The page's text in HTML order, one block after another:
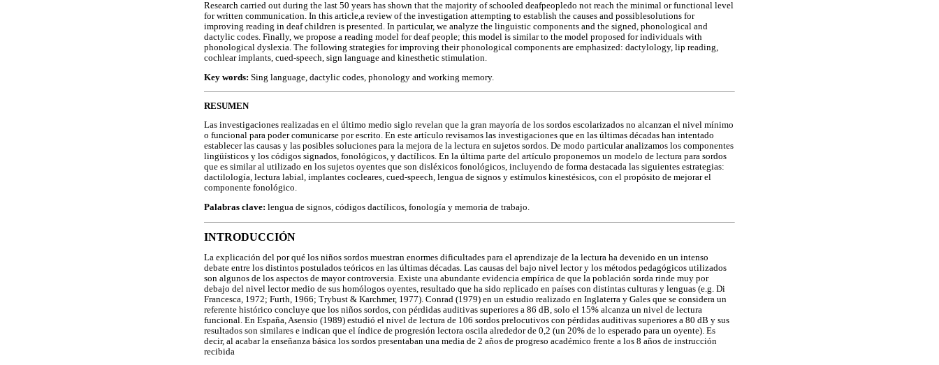
Research carried out during the last 50 years has shown that the majority of schooled deafpeopledo not reach the minimal or functional level
for written communication. In this article,a review of the investigation attempting to establish the causes and possiblesolutions for
improving reading in deaf children is presented. In particular, we analyze the linguistic components and the signed, phonological and
dactylic codes. Finally, we propose a reading model for deaf people; this model is similar to the model proposed for individuals with
phonological dyslexia. The following strategies for improving their phonological components are emphasized: dactylology, lip reading,
cochlear implants, cued-speech, sign language and kinesthetic stimulation.
Key words: Sing language, dactylic codes, phonology and working memory.
RESUMEN
Las investigaciones realizadas en el último medio siglo revelan que la gran mayoría de los sordos escolarizados no alcanzan el nivel mínimo
o funcional para poder comunicarse por escrito. En este artículo revisamos las investigaciones que en las últimas décadas han intentado
establecer las causas y las posibles soluciones para la mejora de la lectura en sujetos sordos. De modo particular analizamos los componentes
lingüísticos y los códigos signados, fonológicos, y dactílicos. En la última parte del artículo proponemos un modelo de lectura para sordos
que es similar al utilizado en los sujetos oyentes que son disléxicos fonológicos, incluyendo de forma destacada las siguientes estrategias:
dactilología, lectura labial, implantes cocleares, cued-speech, lengua de signos y estímulos kinestésicos, con el propósito de mejorar el
componente fonológico.
Palabras clave: lengua de signos, códigos dactílicos, fonología y memoria de trabajo.
INTRODUCCIÓN
La explicación del por qué los niños sordos muestran enormes dificultades para el aprendizaje de la lectura ha devenido en un intenso
debate entre los distintos postulados teóricos en las últimas décadas. Las causas del bajo nivel lector y los métodos pedagógicos utilizados
son algunos de los aspectos de mayor controversia. Existe una abundante evidencia empírica de que la población sorda rinde muy por
debajo del nivel lector medio de sus homólogos oyentes, resultado que ha sido replicado en países con distintas culturas y lenguas (e.g. Di
Francesca, 1972; Furth, 1966; Trybust & Karchmer, 1977). Conrad (1979) en un estudio realizado en Inglaterra y Gales que se considera un
referente histórico concluye que los niños sordos, con pérdidas auditivas superiores a 86 dB, solo el 15% alcanza un nivel de lectura
funcional. En España, Asensio (1989) estudió el nivel de lectura de 106 sordos prelocutivos con pérdidas auditivas superiores a 80 dB y sus
resultados son similares e indican que el índice de progresión lectora oscila alrededor de 0,2 (un 20% de lo esperado para un oyente). Es
decir, al acabar la enseñanza básica los sordos presentaban una media de 2 años de progreso académico frente a los 8 años de instrucción
recibida